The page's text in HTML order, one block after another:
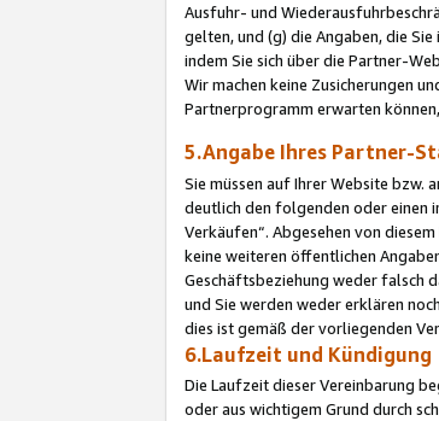
Ausfuhr- und
gelten, und (g) die Angaben, die
indem Sie sich über die Partner-
Wir machen keine Zusicherungen
Partnerprogramm erwarten
5.Angabe Ihres Partner-
Sie müssen auf Ihrer Website bzw.
deutlich den folgenden oder einen
Verkäufen“. Abgesehen von
keine weiteren öffentlichen
Geschäftsbeziehung weder falsch
und Sie werden weder erklären
dies ist gemäß der vorliegenden
6.Laufzeit und Kündigung
Die Laufzeit dieser Vereinbarung
oder aus wichtigem Grund durch